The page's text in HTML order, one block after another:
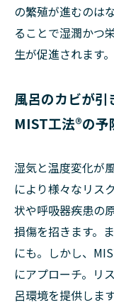
の繁殖が進むのは
ることで湿潤かつ
生が促進されます。
風呂のカビが引
MIST工法®の予
湿気と温度変化が
により様々なリス
状や呼吸器疾患の
損傷を招きます。
にも。しかし、
にアプローチ。リ
呂環境を提供します